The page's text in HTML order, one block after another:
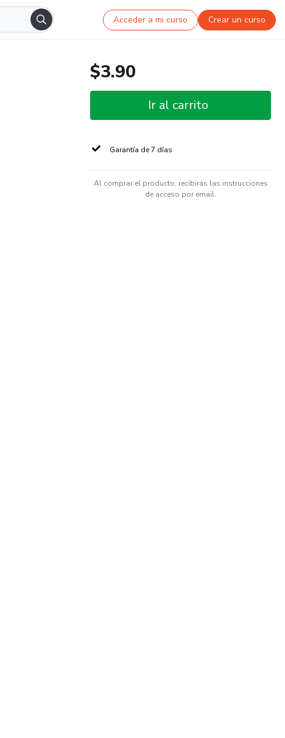
Acceder a mi curso Crear un curso
$3.90
Ir al carrito
Garantía de 7 días
Al comprar el producto, recibirás las instrucciones
de acceso por email.